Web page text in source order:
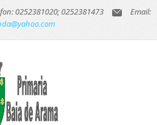
0252381020; 0252381473
Email: